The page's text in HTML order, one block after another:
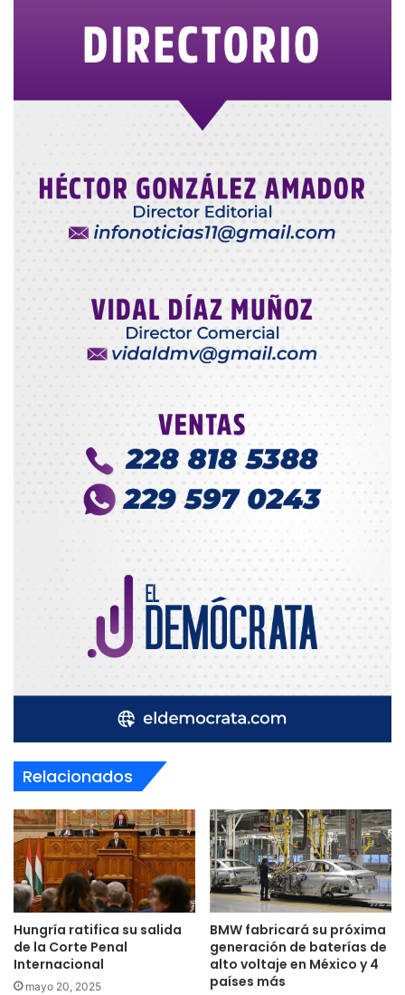
Relacionados
Hungría ratifica su salida
de la Corte Penal
Internacional
mayo 20, 2025
BMW fabricará su próxima
generación de baterías de
alto voltaje en México y 4
países más